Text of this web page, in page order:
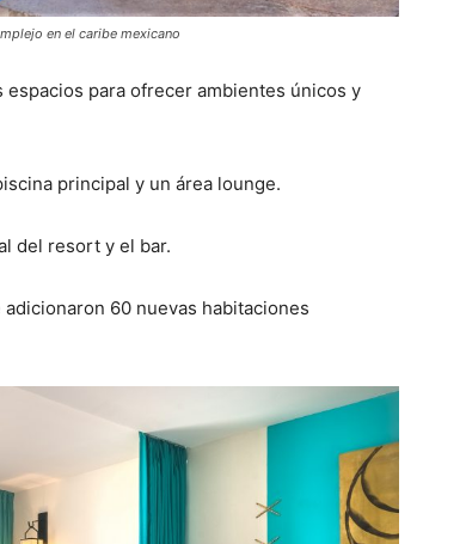
en el caribe mexicano
para ofrecer ambientes únicos y
principal y un área lounge.
del resort y el bar.
60 nuevas habitaciones